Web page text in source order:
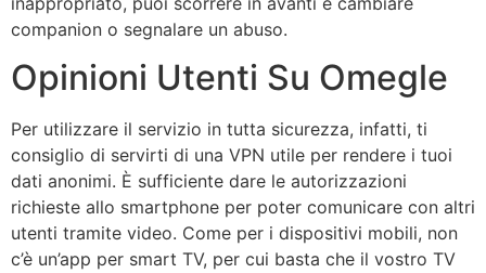
companion o segnalare un abuso.
Opinioni Utenti Su Omegle
Per utilizzare il servizio in tutta sicurezza, infatti, ti
consiglio di servirti di una VPN utile per rendere i tuoi
dati anonimi. È sufficiente dare le autorizzazioni
richieste allo smartphone per poter comunicare con altri
utenti tramite video. Come per i dispositivi mobili, non
c’è un’app per smart TV, per cui basta che il vostro TV